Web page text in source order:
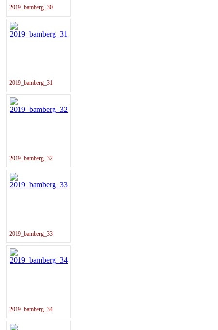
2019_bamberg_30
2019_bamberg_31
2019_bamberg_32
2019_bamberg_33
2019_bamberg_34